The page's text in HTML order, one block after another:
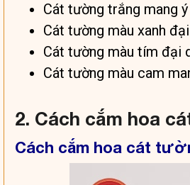
Cát tường trắng mang
Cát tường màu xanh
Cát tường màu tím đại
Cát tường màu cam
2. Cách cắm hoa
Cách cắm hoa cát